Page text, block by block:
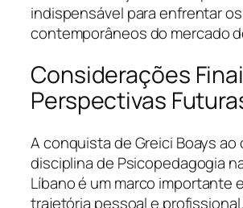
indispensável para enfrentar
contemporâneos do mercado
Considerações
Perspectivas
A conquista de Greici Boays ao
disciplina de Psicopedagogia
Líbano é um marco importante
trajetória pessoal e